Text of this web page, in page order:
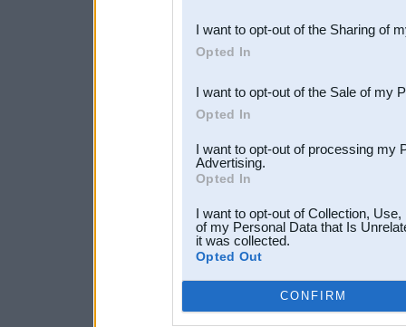
Downstream Participants
third parties.
I want to opt-out of the Sharing of
Opted In
I want to opt-out of the Sale of my
Opted In
I want to opt-out of processing my
Advertising.
Opted In
I want to opt-out of Collection,
of my Personal Data that Is
it was collected.
Opted Out
CONFIRM